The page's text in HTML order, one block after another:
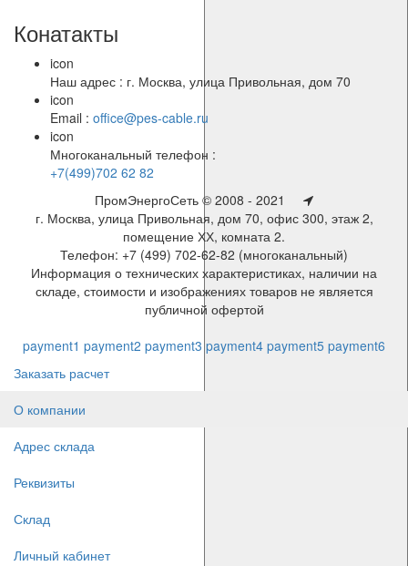
Конатакты
icon
Наш адрес : г. Москва, улица Привольная, дом 70
icon
Email : office@pes-cable.ru
icon
Многоканальный телефон :
+7(499)702 62 82
ПромЭнергоСеть © 2008 - 2021
г. Москва, улица Привольная, дом 70, офис 300, этаж 2,
помещение ХХ, комната 2.
Телефон: +7 (499) 702-62-82 (многоканальный)
Информация о технических характеристиках, наличии на
складе, стоимости и изображениях товаров не является
публичной офертой
payment1 payment2 payment3 payment4 payment5 payment6
Заказать расчет
О компании
Адрес склада
Реквизиты
Склад
Личный кабинет